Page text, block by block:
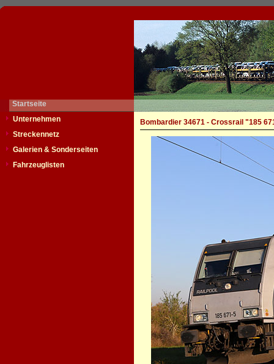
Startseite
Unternehmen
Streckennetz
Galerien & Sonderseiten
Fahrzeuglisten
Bombardier 34671 - Crossrail "185